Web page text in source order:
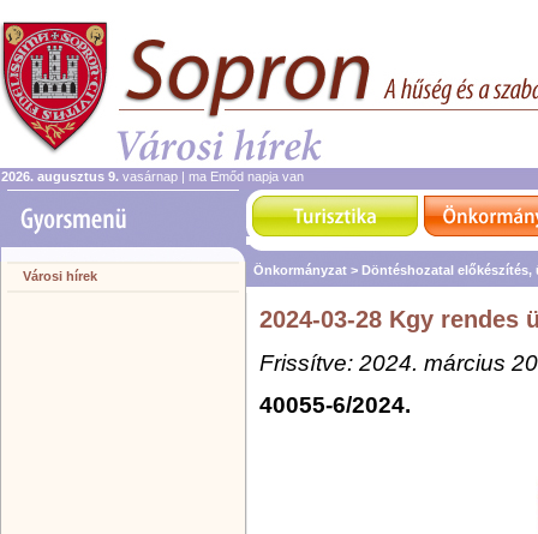
2026. augusztus 9. vasárnap | ma Emőd napja van
Városi hírek Önkormányzat > Döntéshozatal előkészítés,
2024-03-28 Kgy rendes
Frissítve: 2024. március
40055-6/2024.